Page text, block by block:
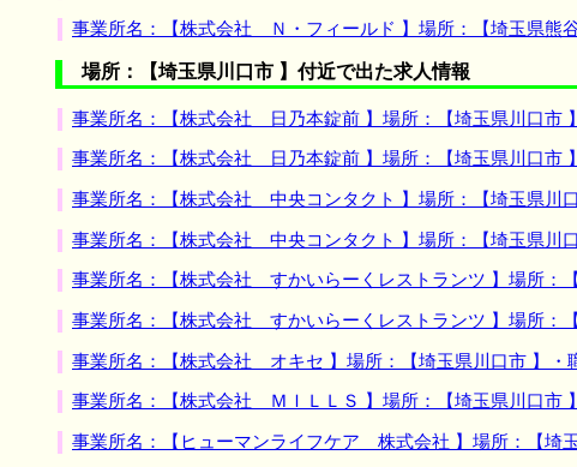
事業所名：【株式会社 Ｎ・フィールド 】場所：【埼玉県熊
場所：【埼玉県川口市 】付近で出た求人情報
事業所名：【株式会社 日乃本錠前 】場所：【埼玉県川口市
事業所名：【株式会社 日乃本錠前 】場所：【埼玉県川口市
事業所名：【株式会社 中央コンタクト 】場所：【埼玉県川
事業所名：【株式会社 中央コンタクト 】場所：【埼玉県川
事業所名：【株式会社 すかいらーくレストランツ 】場所：
事業所名：【株式会社 すかいらーくレストランツ 】場所：
事業所名：【株式会社 オキセ 】場所：【埼玉県川口市 】・
事業所名：【株式会社 ＭＩＬＬＳ 】場所：【埼玉県川口市
事業所名：【ヒューマンライフケア 株式会社 】場所：【埼